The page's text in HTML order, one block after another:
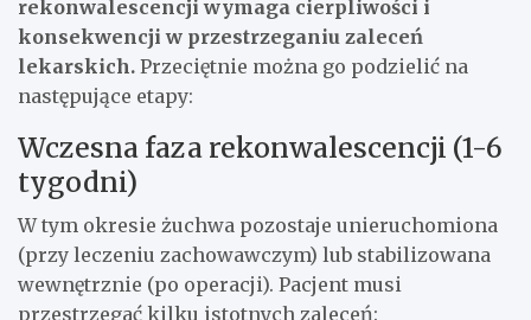
rekonwalescencji wymaga cierpliwości i
konsekwencji w przestrzeganiu zaleceń
lekarskich. Przeciętnie można go podzielić na
następujące etapy:
Wczesna faza rekonwalescencji (1-6
tygodni)
W tym okresie żuchwa pozostaje unieruchomiona
(przy leczeniu zachowawczym) lub stabilizowana
wewnętrznie (po operacji). Pacjent musi
przestrzegać kilku istotnych zaleceń: